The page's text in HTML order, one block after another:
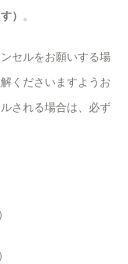
）
。
セルをお願いする場
くださいますようお
される場合は、必ず